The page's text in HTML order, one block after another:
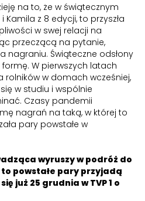
na to, że w świątecznym
z 8 edycji, to przyszła
w swej relacji na
przeczącą na pytanie,
nagraniu. Świąteczne odsłony
W pierwszych latach
rolników w domach wcześniej,
w studiu i wspólnie
Czasy pandemii
nagrań na taką, w której to
pary powstałe w
wyruszy w podróż do
powstałe pary przyjadą
już 25 grudnia w TVP 1 o